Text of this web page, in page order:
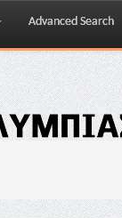
Advanced Search